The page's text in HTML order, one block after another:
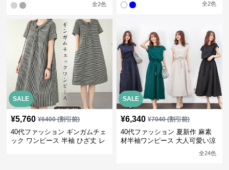
全2色 全2色
SALE
¥5,760 ¥6400(割引前)
40代ファッション ギンガムチェ
ック ワンピース 半袖 ひざ丈 レ
SALE
¥6,340 ¥7040(割引前)
40代ファッション 夏新作 麻素
材半袖ワンピース 大人可愛い涼
全24色